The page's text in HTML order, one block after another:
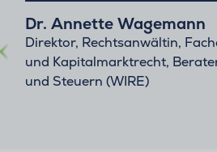
Dr. Annette Wagemann
Direktor, Rechtsanwältin,
und Kapitalmarktrecht,
und Steuern (WIRE)